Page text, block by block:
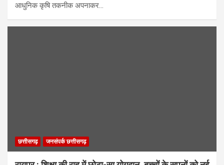
आधुनिक कृषि तकनीक अपनाकर…
छत्तीसगढ़ जनसंपर्क छत्तीसगढ़